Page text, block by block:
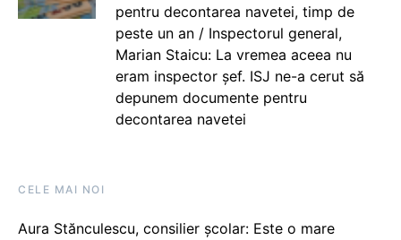
pentru decontarea navetei, timp de
peste un an / Inspectorul general,
Marian Staicu: La vremea aceea nu
eram inspector șef. ISJ ne-a cerut să
depunem documente pentru
decontarea navetei
CELE MAI NOI
Aura Stănculescu, consilier școlar: Este o mare